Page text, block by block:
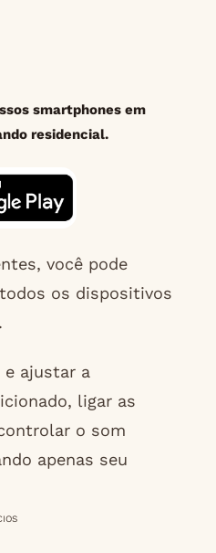
smartphones em
residencial.
você pode
os dispositivos
e ajustar a
ligar as
o som
apenas seu